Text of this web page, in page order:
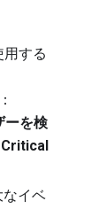
する
を検
なイベ